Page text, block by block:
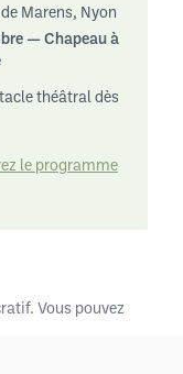
Marens, Nyon
— Chapeau à
théâtral dès
le programme
Vous pouvez